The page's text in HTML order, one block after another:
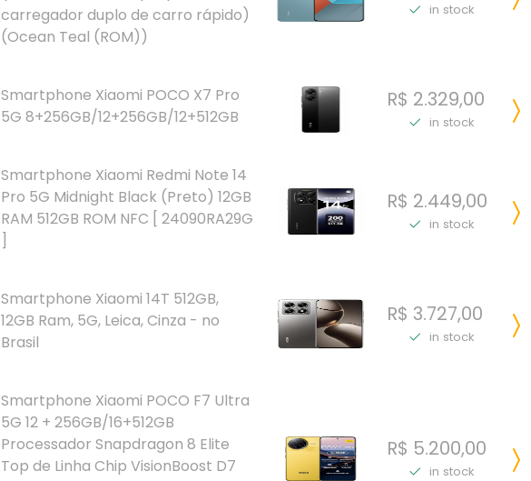
carregador duplo de carro rápido)
(Ocean Teal (ROM))
in stock
Smartphone Xiaomi POCO X7 Pro
5G 8+256GB/12+256GB/12+512GB
R$ 2.329,00
in stock
Smartphone Xiaomi Redmi Note 14
Pro 5G Midnight Black (Preto) 12GB
RAM 512GB ROM NFC [ 24090RA29G
R$ 2.449,00
in stock
Smartphone Xiaomi 14T 512GB,
12GB Ram, 5G, Leica, Cinza - no
Brasil
R$ 3.727,00
in stock
Smartphone Xiaomi POCO F7 Ultra
5G 12 + 256GB/16+512GB
Processador Snapdragon 8 Elite
Top de Linha Chip VisionBoost D7
R$ 5.200,00
in stock